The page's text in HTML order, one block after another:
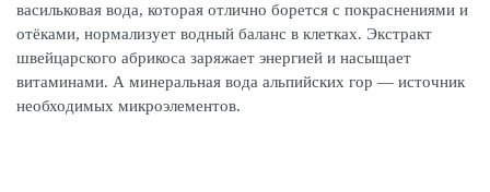
васильковая вода, которая отлично борется с покраснениями и
отёками, нормализует водный баланс в клетках. Экстракт
швейцарского абрикоса заряжает энергией и насыщает
витаминами. А минеральная вода альпийских гор — источник
необходимых микроэлементов.